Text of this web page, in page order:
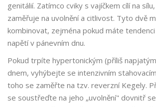
genitálií. Zatímco cviky s vajíčkem cílí na
zaměřuje na uvolnění a citlivost. Tyto dvě
kombinovat, zejména pokud máte
napětí v pánevním dnu.
Pokud trpíte hypertonickým (příliš
dnem, vyhýbejte se intenzivním
toho se zaměřte na tzv. reverzní Kegely.
se soustřeďte na jeho „uvolnění" dovnitř